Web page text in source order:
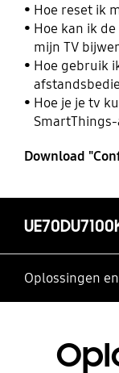
Hoe reset ik
Hoe kan ik
mijn TV
Hoe gebruik
Hoe je je tv
Download
Oplossingen